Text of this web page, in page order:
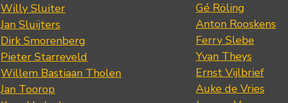
Willy Sluiter
Jan Sluijters
Dirk Smorenberg
Pieter Starreveld
Willem Bastiaan Tholen
Jan Toorop
Gé Röling
Anton Rooskens
Ferry Slebe
Yvan Theys
Ernst Vijlbrief
Auke de Vries